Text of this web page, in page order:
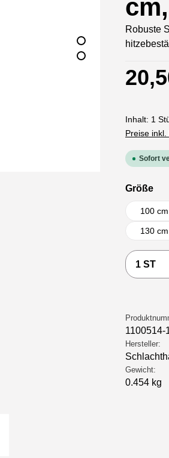
Robuste
Inhalt: 1
Preise
Sofort
Größe
100 cm
130 cm
1100514-
Hersteller:
Gewicht:
0.454 kg